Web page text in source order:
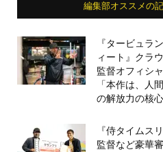
編集部オススメの
『タービュラ
ィート』クラ
監督オフィシ
「本作は、人
の解放力の核
『侍タイムス
監督など豪華